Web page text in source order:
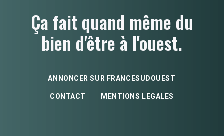
Ça fait quand même du
bien d'être à l'ouest.
ANNONCER SUR FRANCESUDOUEST
CONTACT MENTIONS LEGALES